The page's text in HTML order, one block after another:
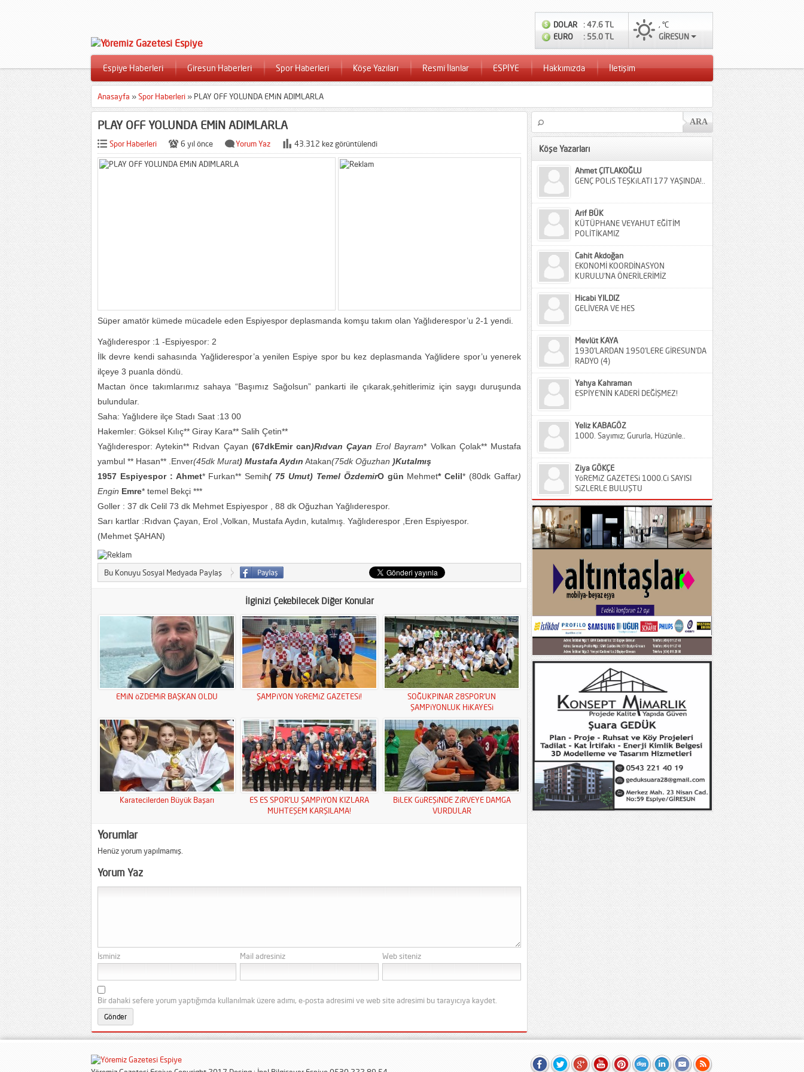
DOLAR
: 47.6 TL
EURO
: 55.0 TL
, °C
GİRESUN
Espiye Haberleri Giresun Haberleri Spor Haberleri Köşe Yazıları Resmi İlanlar ESPİYE Hakkımızda İletişim
Anasayfa »Spor Haberleri » PLAY OFF YOLUNDA EMiN ADIMLARLA
PLAY OFF YOLUNDA EMiN ADIMLARLA
Spor Haberleri 6 yıl önce Yorum Yaz 43.312 kez görüntülendi
Süper amatör kümede mücadele eden Espiyespor deplasmanda komşu takım olan Yağlıderespor’u 2-1 yendi.
Yağlıderespor :1 -Espiyespor: 2
İlk devre kendi sahasında Yağliderespor’a yenilen Espiye spor bu kez deplasmanda Yağlidere spor’u yenerek
ilçeye 3 puanla döndü.
Mactan önce takımlarımız sahaya “Başımız Sağolsun” pankarti ile çıkarak,şehitlerimiz için saygı duruşunda
bulundular.
Saha: Yağlıdere ilçe Stadı Saat :13 00
Hakemler: Göksel Kılıç** Giray Kara** Salih Çetin**
Yağlıderespor: Aytekin** Rıdvan Çayan (67dkEmir can)Rıdvan Çayan Erol Bayram* Volkan Çolak** Mustafa
yambul ** Hasan** .Enver(45dk Murat) Mustafa Aydın Atakan(75dk Oğuzhan )Kutalmış
1957 Espiyespor : Ahmet* Furkan** Semih( 75 Umut) Temel ÖzdemirO gün Mehmet* Celil* (80dk Gaffar)
Engin Emre* temel Bekçi ***
Goller : 37 dk Celil 73 dk Mehmet Espiyespor , 88 dk Oğuzhan Yağlıderespor.
Sarı kartlar :Rıdvan Çayan, Erol ,Volkan, Mustafa Aydın, kutalmış. Yağlıderespor ,Eren Espiyespor.
(Mehmet ŞAHAN)
Bu Konuyu Sosyal Medyada Paylaş
İlginizi Çekebilecek Diğer Konular
EMiN öZDEMiR BAŞKAN OLDU ŞAMPiYON YöREMiZ GAZETESi!
SOĞUKPINAR 28SPOR’UN
ŞAMPiYONLUK HiKAYESi
Karatecilerden Büyük Başarı
ES ES SPOR’LU ŞAMPiYON KIZLARA
MUHTEŞEM KARŞILAMA!
BiLEK GüREŞiNDE ZiRVEYE DAMGA
VURDULAR
Yorumlar
Henüz yorum yapılmamış.
Yorum Yaz
İsminiz Mail adresiniz Web siteniz
Bir dahaki sefere yorum yaptığımda kullanılmak üzere adımı, e-posta adresimi ve web site adresimi bu tarayıcıya kaydet.
Köşe Yazarları
Ahmet ÇITLAKOĞLU
GENÇ POLiS TEŞKiLATI 177 YAŞINDA!..
Arif BÜK
KÜTÜPHANE VEYAHUT EĞİTİM
POLİTİKAMIZ
Cahit Akdoğan
EKONOMİ KOORDİNASYON
KURULU’NA ÖNERİLERİMİZ
Hicabi YILDIZ
GELİVERA VE HES
Mevlüt KAYA
1930’LARDAN 1950’LERE GİRESUN’DA
RADYO (4)
Yahya Kahraman
ESPİYE’NİN KADERİ DEĞİŞMEZ!
Yeliz KABAGÖZ
1000. Sayımız; Gururla, Hüzünle..
Ziya GÖKÇE
YöREMiZ GAZETESi 1000.Ci SAYISI
SiZLERLE BULUŞTU